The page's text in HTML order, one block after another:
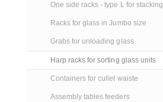
One side racks - type L for stacking
Racks for glass in Jumbo size
Grabs for unloading glass
Harp racks for sorting glass units
Containers for cullet waiste
Assembly tables feeders